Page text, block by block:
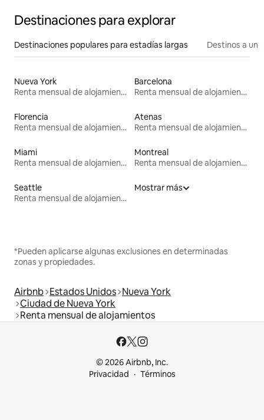
Destinaciones para explorar
Destinaciones populares para estadías largas Destinos a un
Nueva York
Renta mensual de alojamientos
Barcelona
Renta mensual de alojamientos
Florencia
Renta mensual de alojamientos
Atenas
Renta mensual de alojamientos
Miami
Renta mensual de alojamientos
Montreal
Renta mensual de alojamientos
Seattle
Renta mensual de alojamientos
Mostrar más
*Pueden aplicarse algunas exclusiones en determinadas
zonas y propiedades.
Airbnb Estados Unidos Nueva York
Ciudad de Nueva York
Renta mensual de alojamientos
© 2026 Airbnb, Inc.
Privacidad
Términos